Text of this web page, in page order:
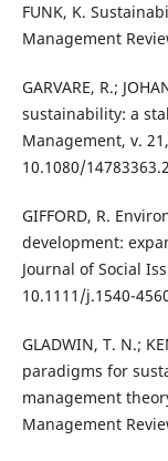
FUNK, K.
Management
GARVARE, R.;
sustainability: a
Management, v.
10.1080/
GIFFORD, R.
development:
Journal of Social
10.1111/j.1540-
GLADWIN, T. N.;
paradigms for
management
Management